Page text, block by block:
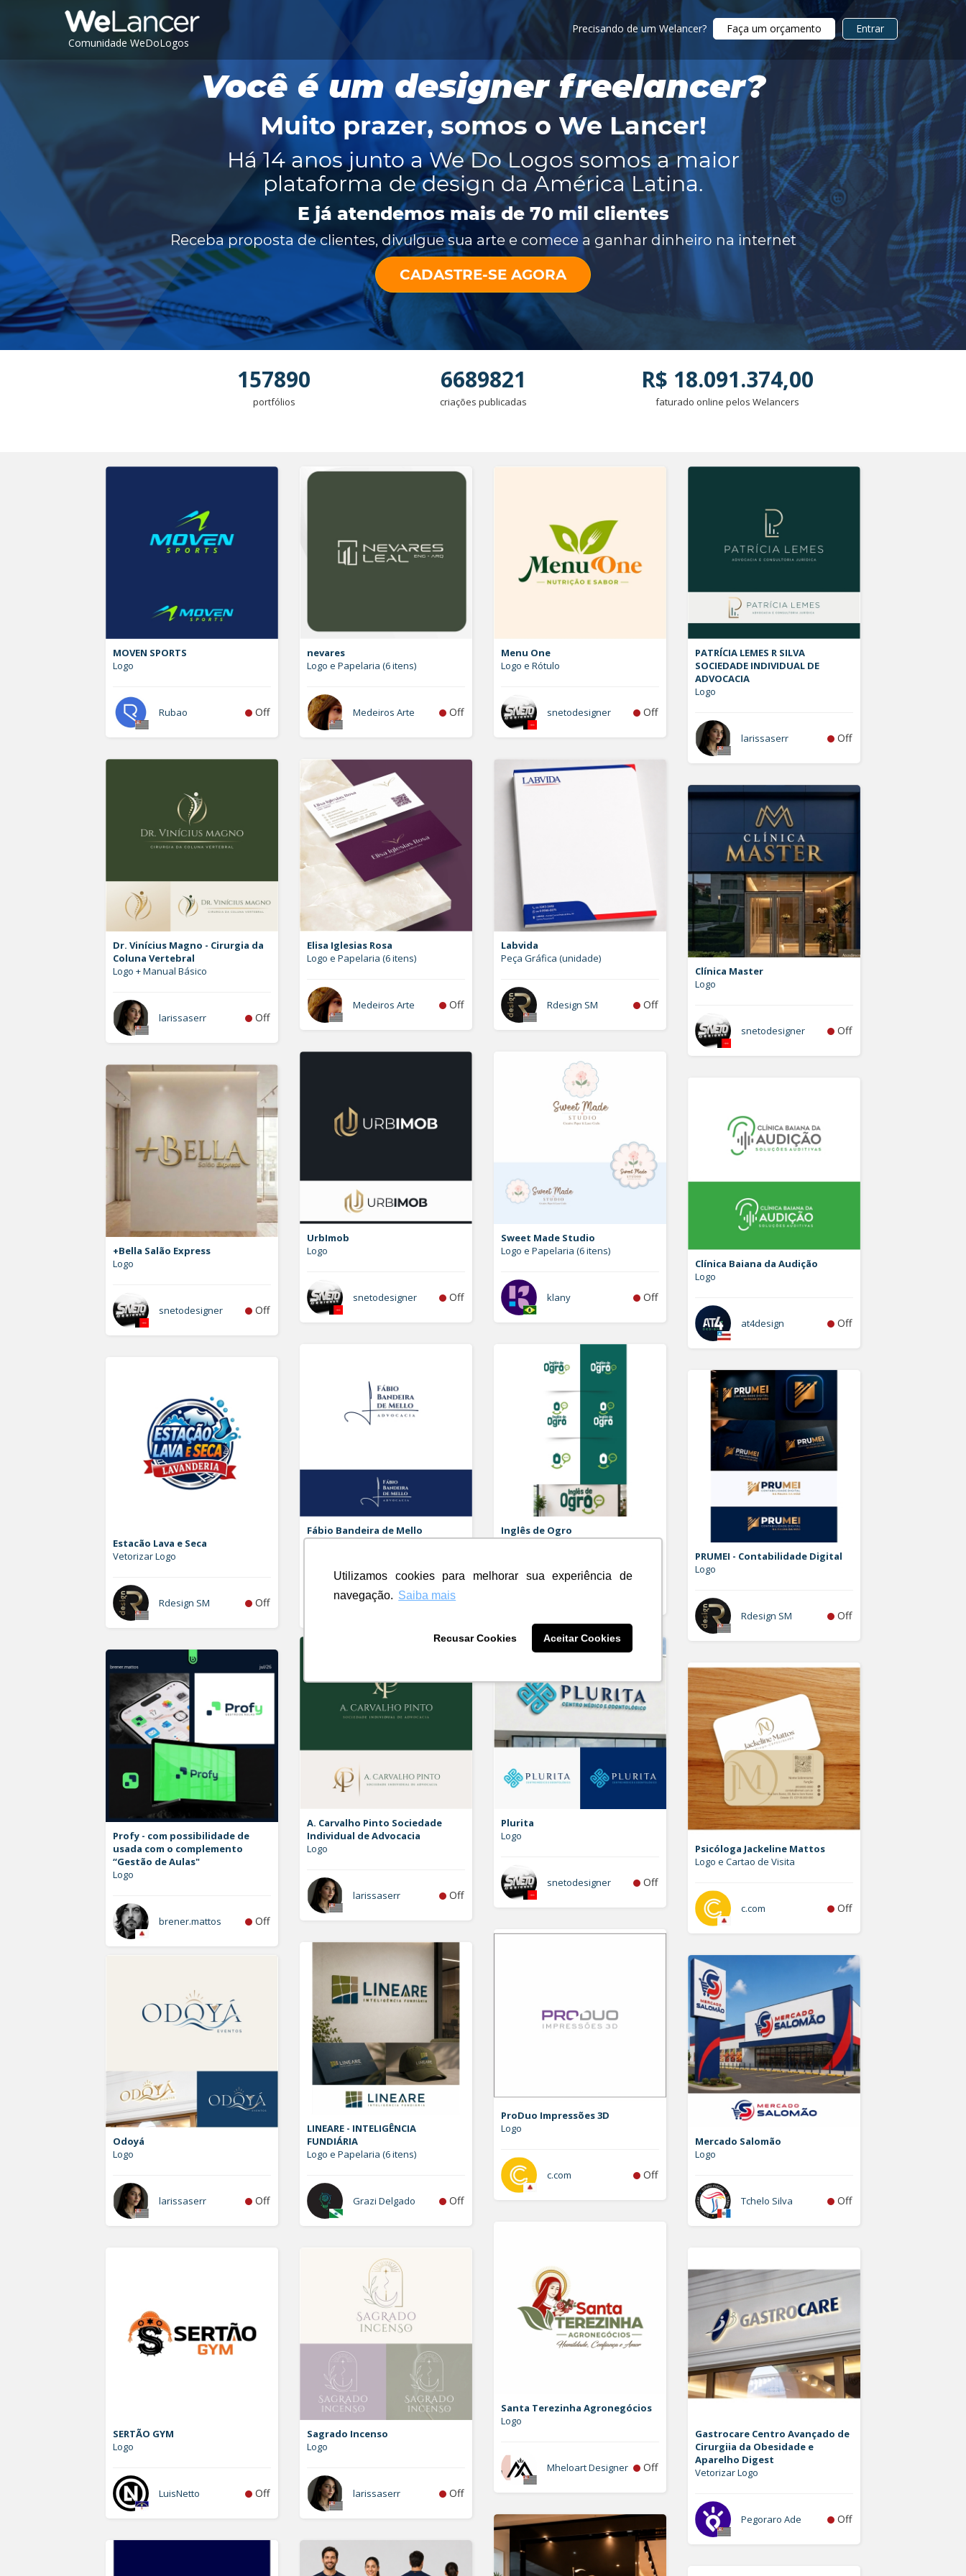
Utilizamos cookies para melhorar sua experiência de
navegação. Saiba mais
Recusar Cookies Aceitar Cookies
Comunidade WeDoLogos
Precisando de um Welancer? Faça um orçamento Entrar
Você é um designer freelancer?
Muito prazer, somos o We Lancer!
Há 14 anos junto a We Do Logos somos a maior
plataforma de design da América Latina.
E já atendemos mais de 70 mil clientes
Receba proposta de clientes, divulgue sua arte e comece a ganhar dinheiro na internet
CADASTRE-SE AGORA
157890
portfólios
6689821
criações publicadas
R$ 18.091.374,00
faturado online pelos Welancers
MOVEN SPORTS
Logo
Rubao Off
nevares
Logo e Papelaria (6 itens)
Medeiros Arte Off
Menu One
Logo e Rótulo
snetodesigner Off
PATRÍCIA LEMES R SILVA
SOCIEDADE INDIVIDUAL DE
ADVOCACIA
Logo
larissaserr Off
Dr. Vinícius Magno - Cirurgia da
Coluna Vertebral
Logo + Manual Básico
larissaserr Off
Elisa Iglesias Rosa
Logo e Papelaria (6 itens)
Medeiros Arte Off
Labvida
Peça Gráfica (unidade)
Rdesign SM Off
Clínica Master
Logo
snetodesigner Off
UrbImob
Logo
snetodesigner Off
Sweet Made Studio
Logo e Papelaria (6 itens)
klany Off
+Bella Salão Express
Logo
snetodesigner Off
Clínica Baiana da Audição
Logo
at4design Off
Fábio Bandeira de Mello
Advocacia
Rubao Off
Inglês de Ogro
Logo
Estacão Lava e Seca
Vetorizar Logo
Rdesign SM Off
PRUMEI - Contabilidade Digital
Logo
Rdesign SM Off
A. Carvalho Pinto Sociedade
Individual de Advocacia
Logo
larissaserr Off
Plurita
Logo
snetodesigner Off
Profy - com possibilidade de
usada com o complemento
“Gestão de Aulas"
Logo
brener.mattos Off
Psicóloga Jackeline Mattos
Logo e Cartao de Visita
c.com Off
ProDuo Impressões 3D
Logo
c.com Off
LINEARE - INTELIGÊNCIA
FUNDIÁRIA
Logo e Papelaria (6 itens)
Grazi Delgado Off
Odoyá
Logo
larissaserr Off
Mercado Salomão
Logo
Tchelo Silva Off
Santa Terezinha Agronegócios
Logo
Mheloart Designer Off
SERTÃO GYM
Logo
LuisNetto Off
Sagrado Incenso
Logo
larissaserr Off
Gastrocare Centro Avançado de
Cirurgiia da Obesidade e
Aparelho Digest
Vetorizar Logo
Pegoraro Ade Off